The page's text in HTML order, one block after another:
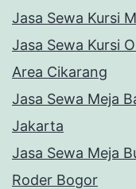
Jasa Sewa Kursi
Jasa Sewa Kursi
Area Cikarang
Jasa Sewa Meja
Jakarta
Jasa Sewa Meja
Roder Bogor